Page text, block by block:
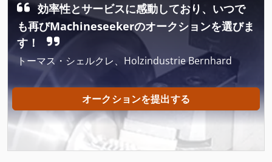
Amada Emz
Amada Europe 245
Amada Europe 258
Amada Ha 250
Amada Ha 400
Amada Ha 500
効率性とサービスに感動しており、いつで
も再びMachineseekerのオークションを選びま
す！
トーマス・シェルクレ、Holzindustrie Bernhard
オークションを提出する